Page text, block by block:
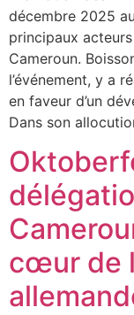
décembre 2025
principaux
Cameroun.
l’événement, y a
en faveur d’un
Dans son
cœur de